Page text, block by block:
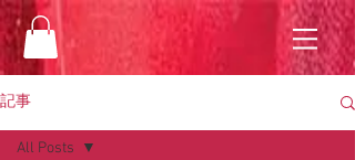
記事
All Posts